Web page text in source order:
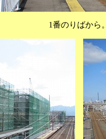
1番のりばから。